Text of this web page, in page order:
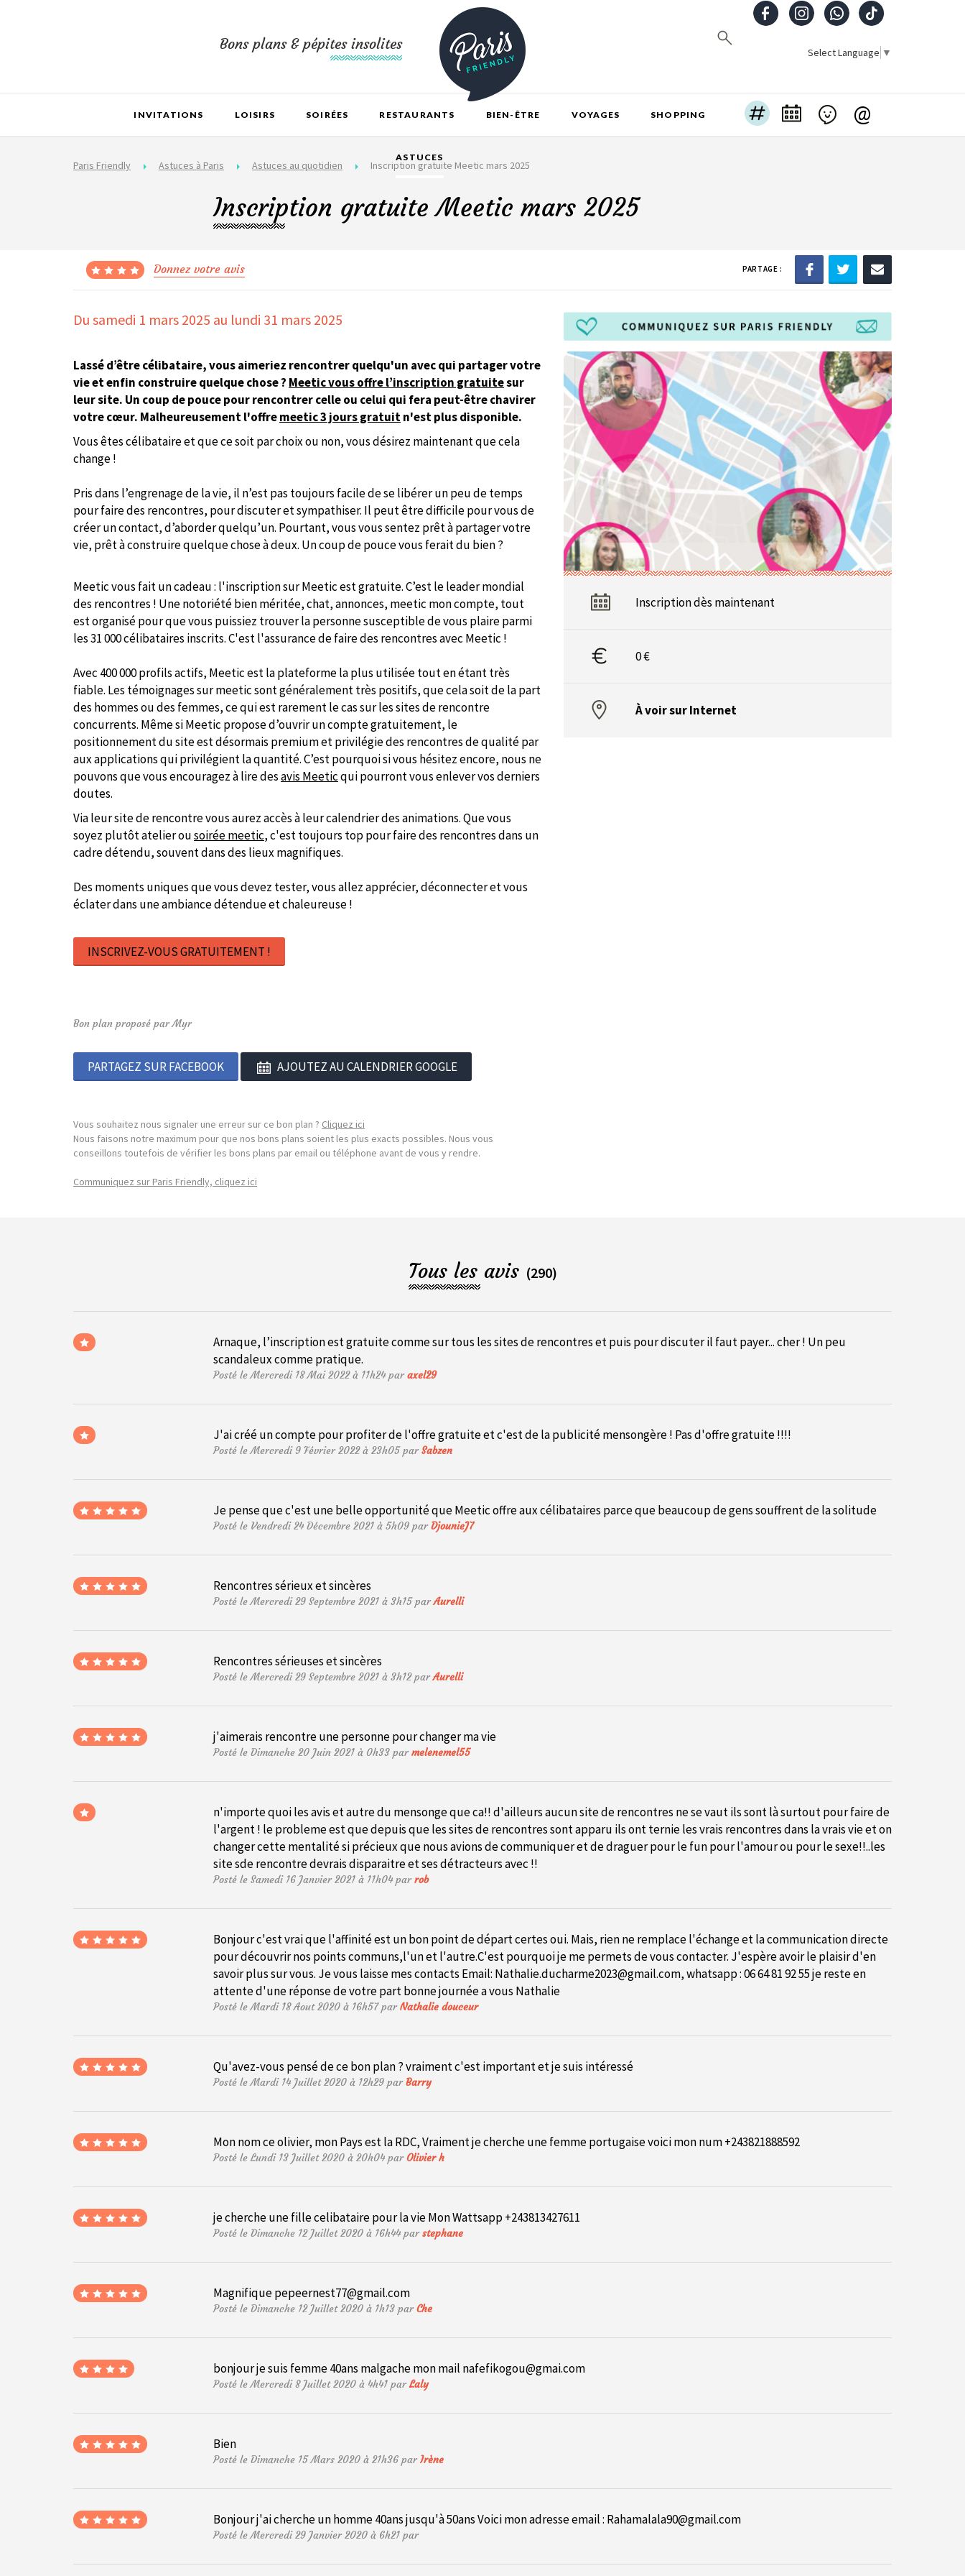
Bons plans & pépites insolites Select Language ▼
INVITATIONS LOISIRS SOIRÉES RESTAURANTS BIEN-ÊTRE VOYAGES SHOPPING
ASTUCES
@
Paris Friendly Astuces à Paris Astuces au quotidien Inscription gratuite Meetic mars 2025
Inscription gratuite Meetic mars 2025
Donnez votre avis PARTAGE :
Du samedi 1 mars 2025 au lundi 31 mars 2025
Lassé d’être célibataire, vous aimeriez rencontrer quelqu'un avec qui partager votre
vie et enfin construire quelque chose ? Meetic vous offre l’inscription gratuitesur
leur site. Un coup de pouce pour rencontrer celle ou celui qui fera peut-être chavirer
votre cœur. Malheureusementl'offremeetic 3 jours gratuitn'est plus disponible.
Vous êtes célibataire et que ce soit par choix ou non, vous désirez maintenant que cela
change !
Pris dans l’engrenage de la vie, il n’est pas toujours facile de se libérer un peu de temps
pour faire des rencontres, pour discuter et sympathiser. Il peut être difficile pour vous de
créer un contact, d’aborder quelqu’un. Pourtant, vous vous sentez prêt à partager votre
vie, prêt à construire quelque chose à deux. Un coup de pouce vous ferait du bien ?
Meetic vous fait un cadeau : l'inscription sur Meetic est gratuite. C’est le leader mondial
des rencontres ! Une notoriété bien méritée, chat, annonces, meetic mon compte, tout
est organisé pour que vous puissiez trouver la personne susceptible de vous plaire parmi
les 31 000 célibataires inscrits. C'est l'assurance de faire des rencontres avec Meetic !
Avec 400 000 profils actifs, Meetic est la plateforme la plus utilisée tout en étant très
fiable. Les témoignages sur meetic sont généralement très positifs, que cela soit de la part
des hommes ou des femmes, ce qui est rarement le cas sur les sites de rencontre
concurrents. Même si Meetic propose d’ouvrir un compte gratuitement, le
positionnement du site est désormais premium et privilégie des rencontres de qualité par
aux applications qui privilégient la quantité. C’est pourquoi si vous hésitez encore, nous ne
pouvons que vous encouragez à lire desavis Meeticqui pourront vous enlever vos derniers
doutes.
Via leur site de rencontre vous aurez accès à leur calendrier des animations. Que vous
soyez plutôt atelier ousoirée meetic, c'est toujours top pour faire des rencontres dans un
cadre détendu, souvent dans des lieux magnifiques.
Des moments uniques que vous devez tester, vous allez apprécier, déconnecter et vous
éclater dans une ambiance détendue et chaleureuse !
INSCRIVEZ-VOUS GRATUITEMENT !
Bon plan proposé par Myr
PARTAGEZ SUR FACEBOOK AJOUTEZ AU CALENDRIER GOOGLE
Vous souhaitez nous signaler une erreur sur ce bon plan ? Cliquez ici
Nous faisons notre maximum pour que nos bons plans soient les plus exacts possibles. Nous vous
conseillons toutefois de vérifier les bons plans par email ou téléphone avant de vous y rendre.
Communiquez sur Paris Friendly, cliquez ici
Inscription dès maintenant
0 €
À voir sur Internet
Tous les avis (290)
Arnaque, l’inscription est gratuite comme sur tous les sites de rencontres et puis pour discuter il faut payer... cher ! Un peu
scandaleux comme pratique.
Posté le Mercredi 18 Mai 2022 à 11h24 par axel29
J'ai créé un compte pour profiter de l'offre gratuite et c'est de la publicité mensongère ! Pas d'offre gratuite !!!!
Posté le Mercredi 9 Février 2022 à 23h05 par Sabzen
Je pense que c'est une belle opportunité que Meetic offre aux célibataires parce que beaucoup de gens souffrent de la solitude
Posté le Vendredi 24 Décembre 2021 à 5h09 par DjounieJ7
Rencontres sérieux et sincères
Posté le Mercredi 29 Septembre 2021 à 3h15 parAurelli
Rencontres sérieuses et sincères
Posté le Mercredi 29 Septembre 2021 à 3h12 parAurelli
j'aimerais rencontre une personne pour changer ma vie
Posté le Dimanche 20 Juin 2021 à 0h33 par melenemel55
n'importe quoi les avis et autre du mensonge que ca!! d'ailleurs aucun site de rencontres ne se vaut ils sont là surtout pour faire de
l'argent ! le probleme est que depuis que les sites de rencontres sont apparu ils ont ternie les vrais rencontres dans la vrais vie et on
changer cette mentalité si précieux que nous avions de communiquer et de draguer pour le fun pour l'amour ou pour le sexe!!..les
site sde rencontre devrais disparaitre et ses détracteurs avec !!
Posté le Samedi 16 Janvier 2021 à 11h04 par rob
Bonjour c'est vrai que l'affinité est un bon point de départ certes oui. Mais, rien ne remplace l'échange et la communication directe
pour découvrir nos points communs,l'un et l'autre.C'est pourquoi je me permets de vous contacter. J'espère avoir le plaisir d'en
savoir plus sur vous. Je vous laisse mes contacts Email: Nathalie.ducharme2023@gmail.com, whatsapp : 06 64 81 92 55 je reste en
attente d'une réponse de votre part bonne journée a vous Nathalie
Posté le Mardi 18 Aout 2020 à 16h57 par Nathalie douceur
Qu'avez-vous pensé de ce bon plan ? vraiment c'est important et je suis intéressé
Posté le Mardi 14 Juillet 2020 à 12h29 par Barry
Mon nom ce olivier, mon Pays est la RDC, Vraiment je cherche une femme portugaise voici mon num +243821888592
Posté le Lundi 13 Juillet 2020 à 20h04 par Olivier h
je cherche une fille celibataire pour la vie Mon Wattsapp +243813427611
Posté le Dimanche 12 Juillet 2020 à 16h44 par stephane
Magnifiquepepeernest77@gmail.com
Posté le Dimanche 12 Juillet 2020 à 1h13 par Che
bonjour je suis femme 40ans malgache mon mail nafefikogou@gmai.com
Posté le Mercredi 8 Juillet 2020 à 4h41 parLaly
Bien
Posté le Dimanche 15 Mars 2020 à 21h36 par Irène
Bonjour j'ai cherche un homme 40ans jusqu'à 50ans Voici mon adresse email : Rahamalala90@gmail.com
Posté le Mercredi 29 Janvier 2020 à 6h21 par